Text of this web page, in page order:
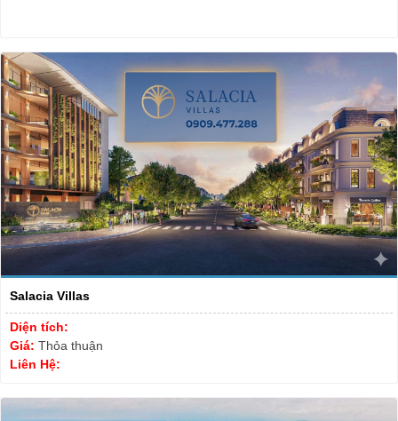
Salacia Villas
Diện tích:
Giá: Thỏa thuận
Liên Hệ: